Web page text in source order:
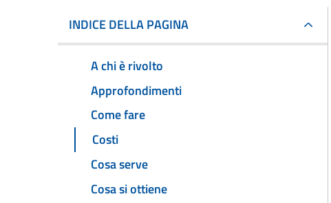
INDICE DELLA PAGINA
A chi è rivolto
Approfondimenti
Come fare
Costi
Cosa serve
Cosa si ottiene